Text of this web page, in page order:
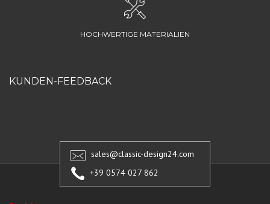
HOCHWERTIGE MATERIALIEN
KUNDEN-FEEDBACK
sales@classic-design24.com
+39 0574 027 862